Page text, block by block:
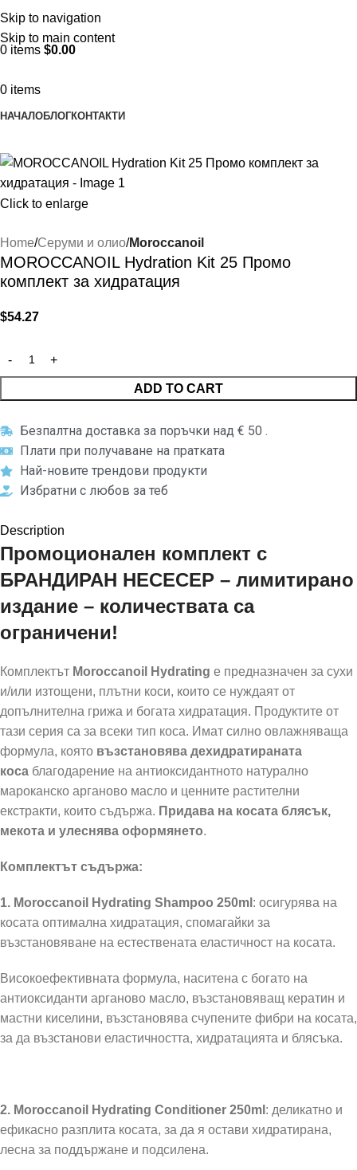
Skip to navigation
Skip to main content
ADD ANYTHING HERE OR JUST REMOVE IT…
0 items $0.00
0 items
НАЧАЛОБЛОГКОНТАКТИ
Click to enlarge
Home Серуми и олио Moroccanoil
MOROCCANOIL Hydration Kit 25 Промо
комплект за хидратация
$54.27
ADD TO CART
Безпалтна доставка за поръчки над € 50 .
Плати при получаване на пратката
Най-новите трендови продукти
Избратни с любов за теб
Description
Промоционален комплект с
БРАНДИРАН НЕСЕСЕР – лимитирано
издание – количествата са
ограничени!
Комплектът Moroccanoil Hydrating е предназначен за сухи
и/или изтощени, плътни коси, които се нуждаят от
допълнителна грижа и богата хидратация. Продуктите от
тази серия са за всеки тип коса. Имат силно овлажняваща
формула, която възстановява дехидратираната
коса благодарение на антиоксидантното натурално
мароканско арганово масло и ценните растителни
екстракти, които съдържа. Придава на косата блясък,
мекота и улеснява оформянето.
Комплектът съдържа:
1. Moroccanoil Hydrating Shampoo 250ml : осигурява на
косата оптимална хидратация, спомагайки за
възстановяване на естествената еластичност на косата.
Високоефективната формула, наситена с богато на
антиоксиданти арганово масло, възстановяващ кератин и
мастни киселини, възстановява счупените фибри на косата,
за да възстанови еластичността, хидратацията и блясъка.
2. Moroccanoil Hydrating Conditioner 250ml : деликатно и
ефикасно разплита косата, за да я остави хидратирана,
лесна за поддържане и подсилена.